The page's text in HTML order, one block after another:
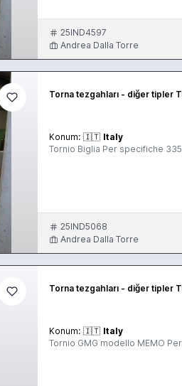
25IND4597
Andrea Dalla Torre
Torna tezgahları - diğer tipler
Konum: 🇮🇹 Italy
Tornio Biglia Per specifiche
25IND5068
Andrea Dalla Torre
Torna tezgahları - diğer tipler
Konum: 🇮🇹 Italy
Tornio GMG modello MEMO